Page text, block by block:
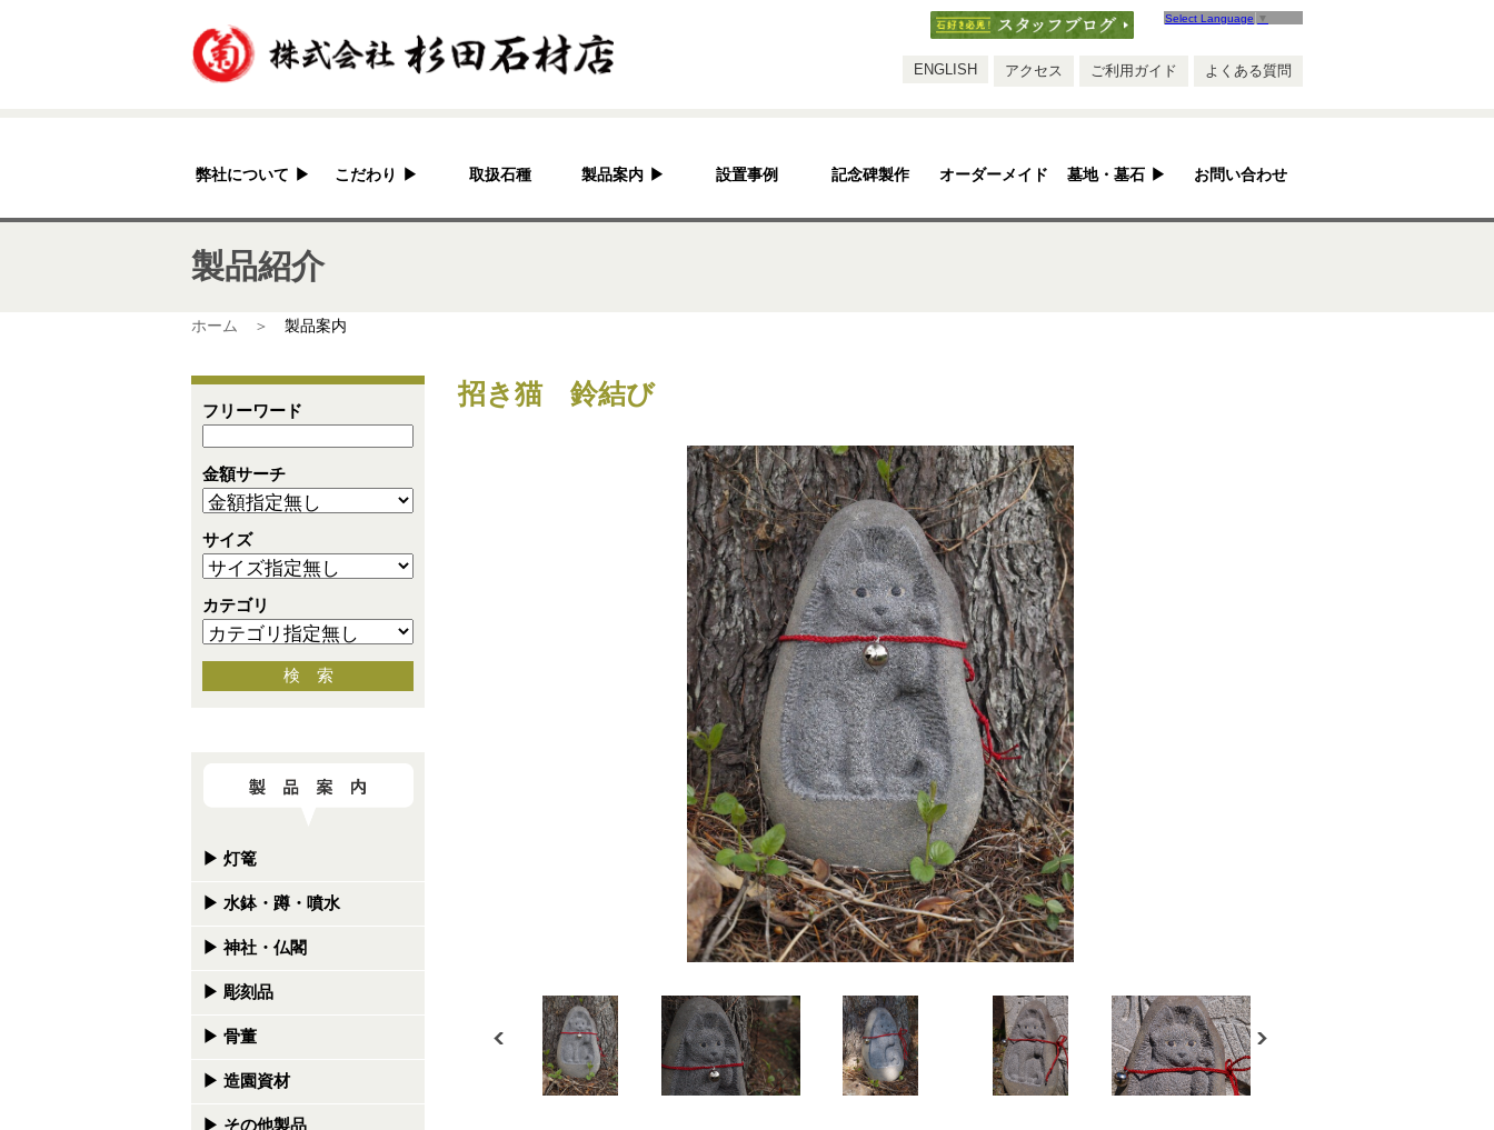
Select Language ▼
よくある質問
ご利用ガイド
アクセス
ENGLISH
弊社について ▶
杉田石材店とは？
会社概要
こだわり ▶
加工へのこだわり
取扱石種 製品案内 ▶
灯篭
骨董
設置事例 記念碑製作 オーダーメイド 墓地・墓石 ▶
安心ポイント
手作り五輪塔
永代供養
お問い合わせ
製品紹介
ホーム ＞ 製品案内
フリーワード
金額サーチ
サイズ
カテゴリ
検 索
▶ 灯篭
▶ 水鉢・蹲・噴水
▶ 神社・仏閣
▶ 彫刻品
▶ 骨董
▶ 造園資材
▶ その他製品
招き猫 鈴結び